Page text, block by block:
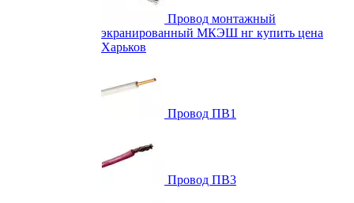
Провод монтажный
экранированный МКЭШ нг купить цена
Харьков
Провод ПВ1
Провод ПВ3